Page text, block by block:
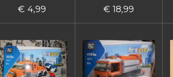
€ 4,99 € 18,99